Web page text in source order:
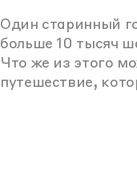
Один старинный
больше 10 тысяч
Что же из этого
путешествие,